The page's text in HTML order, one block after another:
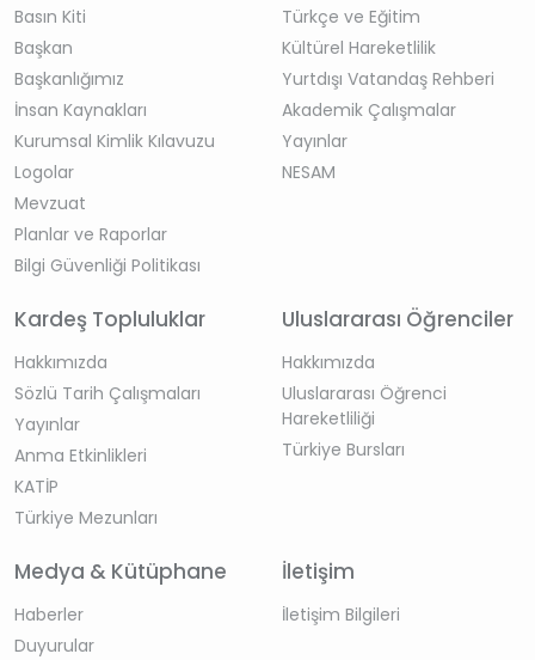
Basın Kiti
Başkan
Başkanlığımız
İnsan Kaynakları
Kurumsal Kimlik Kılavuzu
Logolar
Mevzuat
Planlar ve Raporlar
Bilgi Güvenliği Politikası
Türkçe ve Eğitim
Kültürel Hareketlilik
Yurtdışı Vatandaş Rehberi
Akademik Çalışmalar
Yayınlar
NESAM
Kardeş Topluluklar
Hakkımızda
Sözlü Tarih Çalışmaları
Yayınlar
Anma Etkinlikleri
KATİP
Türkiye Mezunları
Uluslararası Öğrenciler
Hakkımızda
Uluslararası Öğrenci
Hareketliliği
Türkiye Bursları
Medya & Kütüphane
Haberler
Duyurular
İletişim
İletişim Bilgileri